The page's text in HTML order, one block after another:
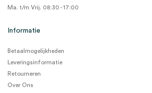
Ma. t/m Vrij. 08:30 - 17:00
Informatie
Betaalmogelijkheden
Leveringsinformatie
Retourneren
Over Ons